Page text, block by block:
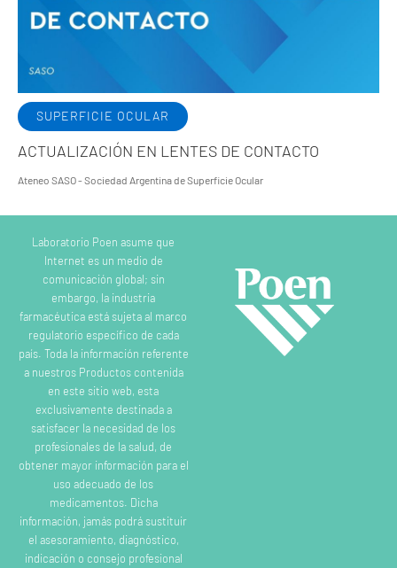
SUPERFICIE OCULAR
ACTUALIZACIÓN EN LENTES DE CONTACTO
Ateneo SASO - Sociedad Argentina de Superficie Ocular
Laboratorio Poen asume que
Internet es un medio de
comunicación global; sin
embargo, la industria
farmacéutica está sujeta al marco
regulatorio específico de cada
país. Toda la información referente
a nuestros Productos contenida
en este sitio web, esta
exclusivamente destinada a
satisfacer la necesidad de los
profesionales de la salud, de
obtener mayor información para el
uso adecuado de los
medicamentos. Dicha
información, jamás podrá sustituir
el asesoramiento, diagnóstico,
indicación o consejo profesional